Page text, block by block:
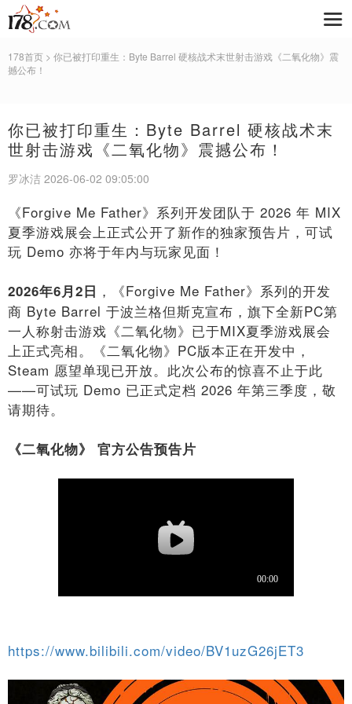
178首页 > 你已被打印重生：Byte Barrel 硬核战术末世射击游戏《二氧化物》震
撼公布！
你已被打印重生：Byte Barrel 硬核战术末
世射击游戏《二氧化物》震撼公布！
罗冰洁 2026-06-02 09:05:00
《Forgive Me Father》系列开发团队于 2026 年 MIX
夏季游戏展会上正式公开了新作的独家预告片，可试
玩 Demo 亦将于年内与玩家见面！
2026年6月2日 ，《Forgive Me Father》系列的开发
商 Byte Barrel 于波兰格但斯克宣布，旗下全新PC第
一人称射击游戏《二氧化物》已于MIX夏季游戏展会
上正式亮相。《二氧化物》PC版本正在开发中，
Steam 愿望单现已开放。此次公布的惊喜不止于此
——可试玩 Demo 已正式定档 2026 年第三季度，敬
请期待。
《二氧化物》 官方公告预告片
https://www.bilibili.com/video/BV1uzG26jET3